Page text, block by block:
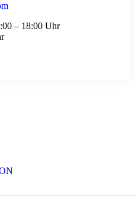
– 18:00 Uhr